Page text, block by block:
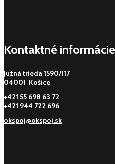
Kontaktné informácie
Južná trieda 1590/117
04001 Košice
+421 55 698 63 72
+421 944 722 696
okspoj@okspoj.sk